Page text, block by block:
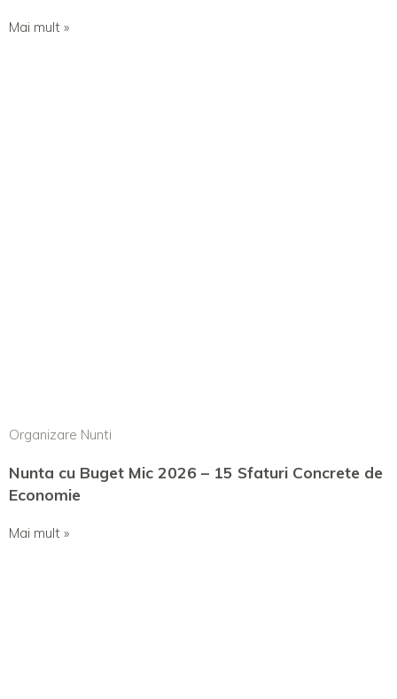
Mai mult »
Organizare Nunti
Nunta cu Buget Mic 2026 – 15 Sfaturi Concrete de
Economie
Mai mult »